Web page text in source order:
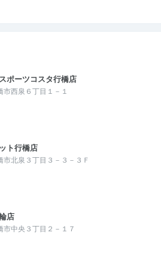
ポーツコスタ行橋店
市西泉６丁目１－１
ト行橋店
市北泉３丁目３－３－３Ｆ
店
市中央３丁目２－１７